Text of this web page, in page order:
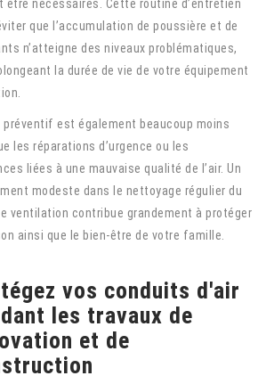
être nécessaires. Cette routine d’entretien
que l’accumulation de poussière et de
n’atteigne des niveaux problématiques,
la durée de vie de votre équipement
préventif est également beaucoup moins
les réparations d’urgence ou les
liées à une mauvaise qualité de l’air. Un
modeste dans le nettoyage régulier du
ventilation contribue grandement à protéger
ainsi que le bien-être de votre famille.
vos conduits d'air
les travaux de
et de